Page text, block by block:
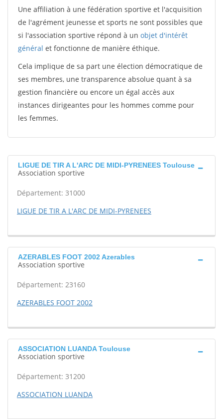
Une affiliation à une fédération sportive et l'acquisition
de l'agrément jeunesse et sports ne sont possibles que
si l'association sportive répond à un objet d'intérêt
général et fonctionne de manière éthique.
Cela implique de sa part une élection démocratique de
ses membres, une transparence absolue quant à sa
gestion financière ou encore un égal accès aux
instances dirigeantes pour les hommes comme pour
les femmes.
LIGUE DE TIR A L'ARC DE MIDI-PYRENEES Toulouse
Association sportive
Département: 31000
LIGUE DE TIR A L'ARC DE MIDI-PYRENEES
AZERABLES FOOT 2002 Azerables
Association sportive
Département: 23160
AZERABLES FOOT 2002
ASSOCIATION LUANDA Toulouse
Association sportive
Département: 31200
ASSOCIATION LUANDA